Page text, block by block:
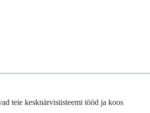
teie kesknärvisüsteemi tööd ja koos